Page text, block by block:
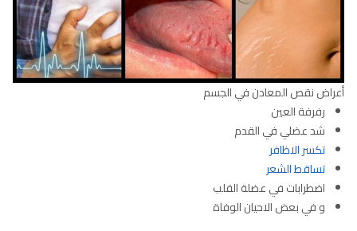
أعراض نقص المعادن في الجسم
رفرفة العين
شد عضلي في القدم
تكسر الاظافر
تساقط الشعر
اضطرابات في عضلة القلب
و في بعض الاحيان الوفاة